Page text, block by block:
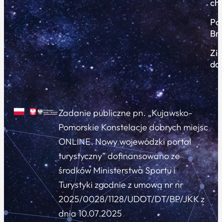
Zadanie publiczne pn. „Kujawsko-
Pomorskie Konstelacje dobrych miejsc
ONLINE. Nowy wojewódzki portal
turystyczny” dofinansowano ze
środków Ministerstwa Sportu i
Turystyki zgodnie z umową nr nr
2025/0028/1128/UDOT/DT/BP/JKK z
dnia 10.07.2025